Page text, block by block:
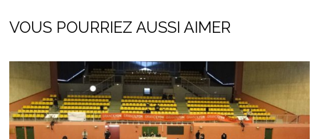
VOUS POURRIEZ AUSSI AIMER